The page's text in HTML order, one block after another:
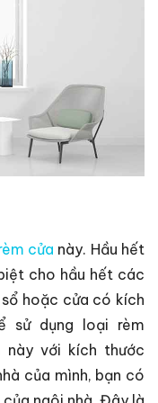
cửa này. Hầu hết
cho hầu hết các
hoặc cửa có kích
sử dụng loại rèm
này với kích thước
của mình, bạn có